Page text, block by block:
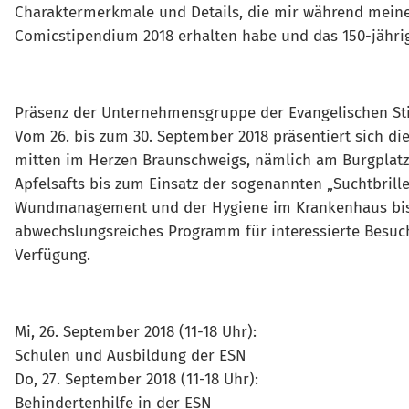
Charaktermerkmale und Details, die mir während
Comicstipendium 2018 erhalten habe und das 150-
Präsenz der Unternehmensgruppe der Evangelischen
Vom 26. bis zum 30. September 2018 präsentiert sich
mitten im Herzen Braunschweigs, nämlich am
Apfelsafts bis zum Einsatz der sogenannten
Wundmanagement und der Hygiene im Krankenhaus
abwechslungsreiches Programm für interessierte
Verfügung.
Mi, 26. September 2018 (11-18 Uhr):
Schulen und Ausbildung der ESN
Do, 27. September 2018 (11-18 Uhr):
Behindertenhilfe in der ESN